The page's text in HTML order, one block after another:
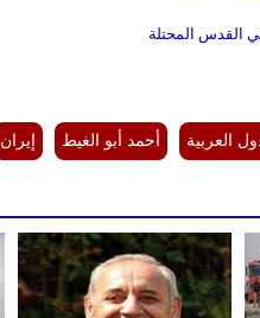
في القدس المحتلة
العربية أحمد أبو الغيط إيران